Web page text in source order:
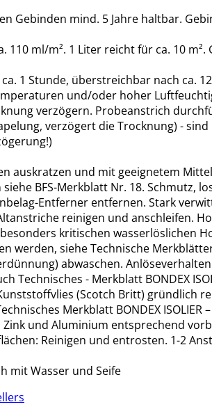
Gebinden mind. 5 Jahre haltbar.
110 ml/m². 1 Liter reicht für ca. 10
1 Stunde, überstreichbar nach ca.
und/oder hoher
verzögern. Probeanstrich
verzögert die Trocknung) -
auskratzen und mit geeignetem
BFS-Merkblatt Nr. 18. Schmutz,
Entferner entfernen. Stark
reinigen und anschleifen.
kritischen wasserlöslichen
werden, siehe Technische
abwaschen.
Technisches - Merkblatt BONDEX
(Scotch Britt) gründlich
Merkblatt BONDEX
und Aluminium entsprechend
Reinigen und entrosten. 1-2
mit Wasser und Seife